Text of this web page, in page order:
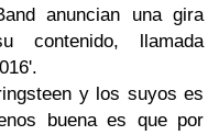
anuncian una gira
contenido, llamada
y los suyos es
buena es que por